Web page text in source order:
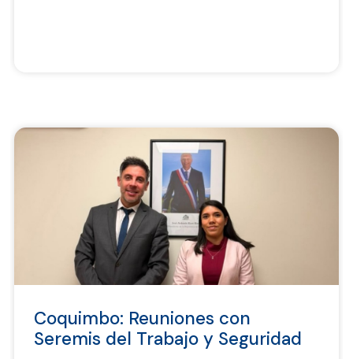
Coquimbo: Reuniones con
Seremis del Trabajo y Seguridad